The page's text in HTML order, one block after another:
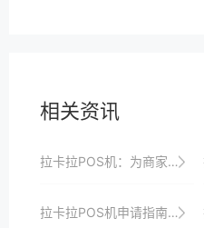
相关资讯
拉卡拉POS机：为商家带来极致的支付体验和服务
拉卡拉POS机申请指南：如何借助支付技术提升商户竞争力